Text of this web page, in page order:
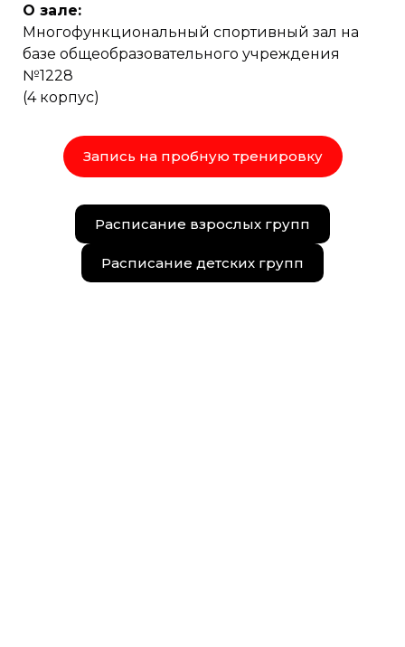
О зале:
Многофункциональный спортивный зал на
базе общеобразовательного учреждения
№1228
(4 корпус)
Запись на пробную тренировку
Расписание взрослых групп
Расписание детских групп